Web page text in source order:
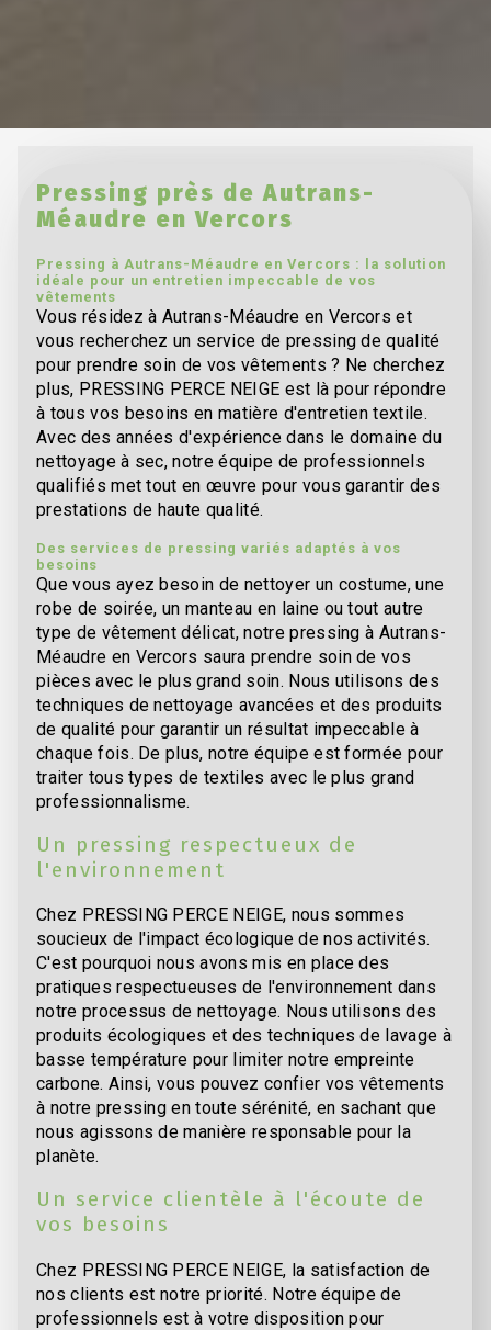
Pressing près de Autrans-
Méaudre en Vercors
Pressing à Autrans-Méaudre en Vercors : la solution
idéale pour un entretien impeccable de vos
vêtements
Vous résidez à Autrans-Méaudre en Vercors et
vous recherchez un service de pressing de qualité
pour prendre soin de vos vêtements ? Ne cherchez
plus, PRESSING PERCE NEIGE est là pour répondre
à tous vos besoins en matière d'entretien textile.
Avec des années d'expérience dans le domaine du
nettoyage à sec, notre équipe de professionnels
qualifiés met tout en œuvre pour vous garantir des
prestations de haute qualité.
Des services de pressing variés adaptés à vos
besoins
Que vous ayez besoin de nettoyer un costume, une
robe de soirée, un manteau en laine ou tout autre
type de vêtement délicat, notre pressing à Autrans-
Méaudre en Vercors saura prendre soin de vos
pièces avec le plus grand soin. Nous utilisons des
techniques de nettoyage avancées et des produits
de qualité pour garantir un résultat impeccable à
chaque fois. De plus, notre équipe est formée pour
traiter tous types de textiles avec le plus grand
professionnalisme.
Un pressing respectueux de
l'environnement
Chez PRESSING PERCE NEIGE, nous sommes
soucieux de l'impact écologique de nos activités.
C'est pourquoi nous avons mis en place des
pratiques respectueuses de l'environnement dans
notre processus de nettoyage. Nous utilisons des
produits écologiques et des techniques de lavage à
basse température pour limiter notre empreinte
carbone. Ainsi, vous pouvez confier vos vêtements
à notre pressing en toute sérénité, en sachant que
nous agissons de manière responsable pour la
planète.
Un service clientèle à l'écoute de
vos besoins
Chez PRESSING PERCE NEIGE, la satisfaction de
nos clients est notre priorité. Notre équipe de
professionnels est à votre disposition pour